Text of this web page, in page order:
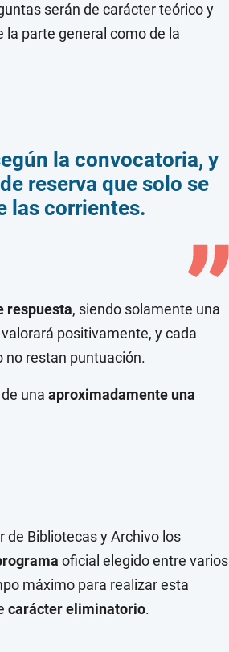
serán de carácter teórico y
parte general como de la
la convocatoria, y
reserva que solo se
las corrientes.
respuesta, siendo solamente una
positivamente, y cada
no restan puntuación.
una aproximadamente una
de Bibliotecas y Archivo los
oficial elegido entre varios
máximo para realizar esta
carácter eliminatorio.